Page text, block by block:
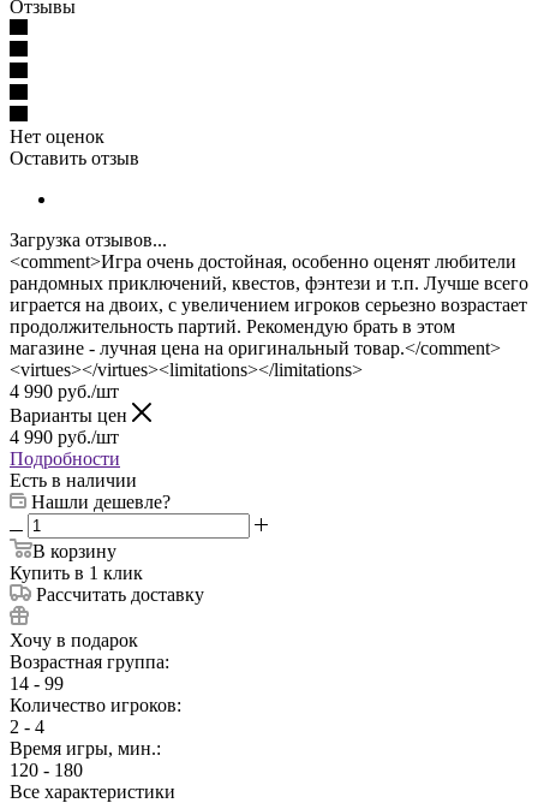
Отзывы
Нет оценок
Оставить отзыв
Загрузка отзывов...
<comment>Игра очень достойная, особенно оценят любители
рандомных приключений, квестов, фэнтези и т.п. Лучше всего
играется на двоих, с увеличением игроков серьезно возрастает
продолжительность партий. Рекомендую брать в этом
магазине - лучная цена на оригинальный товар.</comment>
<virtues></virtues><limitations></limitations>
4 990 руб./шт
Варианты цен
4 990 руб./шт
Подробности
Есть в наличии
Нашли дешевле?
В корзину
Купить в 1 клик
Рассчитать доставку
Хочу в подарок
Возрастная группа:
14 - 99
Количество игроков:
2 - 4
Время игры, мин.:
120 - 180
Все характеристики